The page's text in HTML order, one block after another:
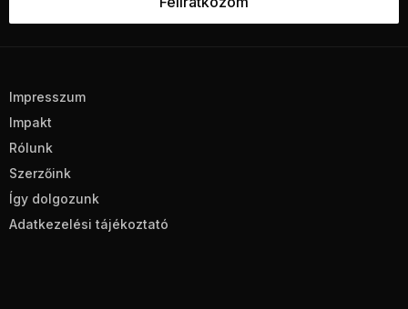
Impresszum
Impakt
Rólunk
Szerzőink
Így dolgozunk
Adatkezelési tájékoztató